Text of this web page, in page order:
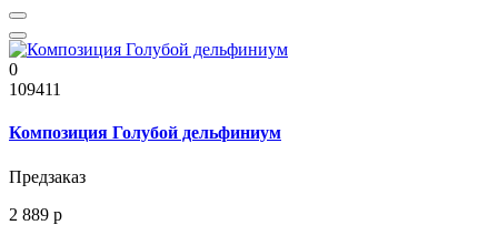
0
109411
Композиция Голубой дельфиниум
Предзаказ
2 889 р